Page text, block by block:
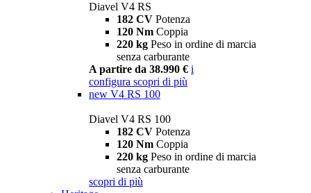
Diavel V4 RS
182 CV Potenza
120 Nm Coppia
220 kg Peso in ordine di marcia
senza carburante
A partire da 38.990 € i
configura scopri di più
new V4 RS 100
Diavel V4 RS 100
182 CV Potenza
120 Nm Coppia
220 kg Peso in ordine di marcia
senza carburante
scopri di più